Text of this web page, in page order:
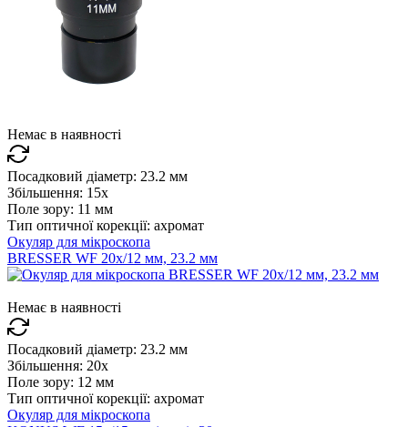
Немає в наявності
Посадковий діаметр: 23.2 мм
Збільшення: 15x
Поле зору: 11 мм
Тип оптичної корекції: ахромат
Окуляр для мікроскопа
BRESSER WF 20x/12 мм, 23.2 мм
Немає в наявності
Посадковий діаметр: 23.2 мм
Збільшення: 20x
Поле зору: 12 мм
Тип оптичної корекції: ахромат
Окуляр для мікроскопа